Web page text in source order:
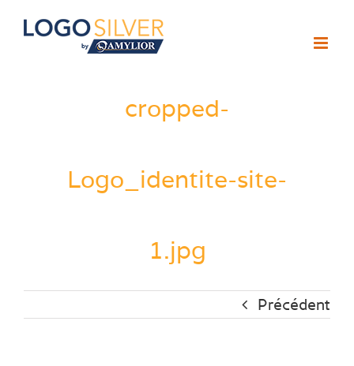
Passer
cropped-
Logo_identite-site-
1.jpg
Précédent